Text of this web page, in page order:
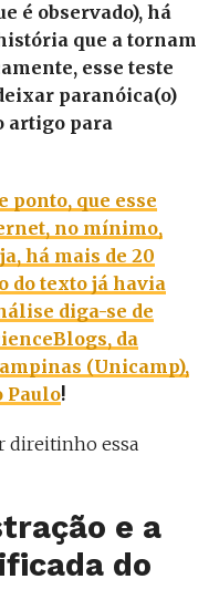
é observado), há
que a tornam
esse teste
paranóica(o)
artigo para
ponto, que esse
no mínimo,
há mais de 20
do texto já havia
diga-se de
da
(Unicamp),
Paulo!
direitinho essa
e a
do